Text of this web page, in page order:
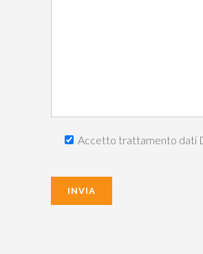
Accetto trattamento dati